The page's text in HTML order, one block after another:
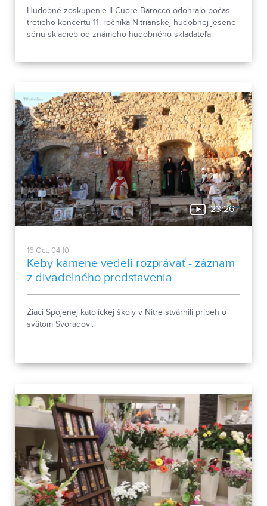
Hudobné zoskupenie Il Cuore Barocco odohralo počas
tretieho koncertu 11. ročníka Nitrianskej hudobnej jesene
sériu skladieb od známeho hudobného skladateľa
23:26
16.Oct, 04:10
Keby kamene vedeli rozprávať - záznam
z divadelného predstavenia
Žiaci Spojenej katolíckej školy v Nitre stvárnili príbeh o
svätom Svoradovi.